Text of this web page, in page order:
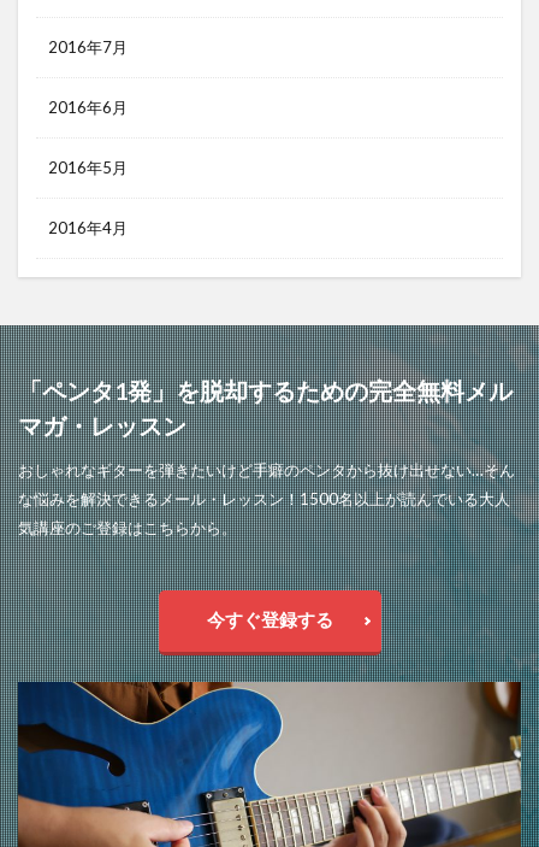
2016年7月
2016年6月
2016年5月
2016年4月
「ペンタ1発」を脱却するための完全無料メル
マガ・レッスン
おしゃれなギターを弾きたいけど手癖のペンタから抜け出せない…そん
な悩みを解決できるメール・レッスン！1500名以上が読んでいる大人
気講座のご登録はこちらから。
今すぐ登録する